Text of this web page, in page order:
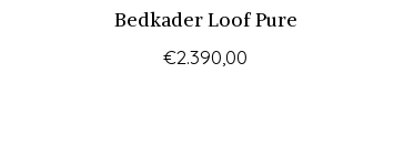
Bedkader Loof Pure
€2.390,00